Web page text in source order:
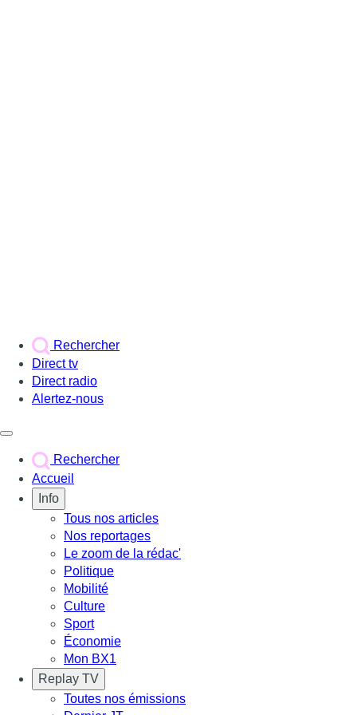
Rechercher
Direct tv
Direct radio
Alertez-nous
Rechercher
Accueil
Info
Tous nos articles
Nos reportages
Le zoom de la rédac'
Politique
Mobilité
Culture
Sport
Économie
Mon BX1
Replay TV
Toutes nos émissions